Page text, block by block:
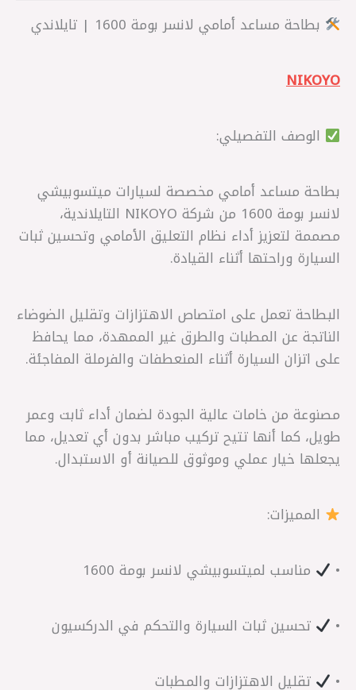
بطاحة مساعد أمامي لانسر بومة 1600 | تايلاندي
NIKOYO
الوصف التفصيلي:
بطاحة مساعد أمامي مخصصة لسيارات ميتسوبيشي
لانسر بومة 1600 من شركة NIKOYO التايلاندية،
مصممة لتعزيز أداء نظام التعليق الأمامي وتحسين ثبات
السيارة وراحتها أثناء القيادة.
البطاحة تعمل على امتصاص الاهتزازات وتقليل الضوضاء
الناتجة عن المطبات والطرق غير الممهدة، مما يحافظ
على اتزان السيارة أثناء المنعطفات والفرملة المفاجئة.
مصنوعة من خامات عالية الجودة لضمان أداء ثابت وعمر
طويل، كما أنها تتيح تركيب مباشر بدون أي تعديل، مما
يجعلها خيار عملي وموثوق للصيانة أو الاستبدال.
المميزات:
• مناسب لميتسوبيشي لانسر بومة 1600
• تحسين ثبات السيارة والتحكم في الدركسيون
• تقليل الاهتزازات والمطبات